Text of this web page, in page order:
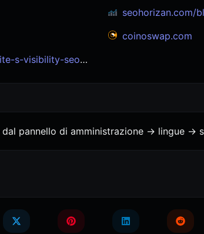
seohorizan.com/
coinoswap.com
seo-experts
pannello di amministrazione -> lingue ->